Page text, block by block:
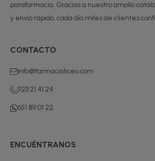
parafarmacia. Gracias a nuestro amplio
y envío rápido, cada día miles de clientes
CONTACTO
info@farmacialiceo.com
923 21 41 24
651 89 01 22
ENCUÉNTRANOS